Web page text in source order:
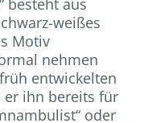
besteht aus
weißes
Motiv
nehmen
entwickelten
er ihn bereits für
oder